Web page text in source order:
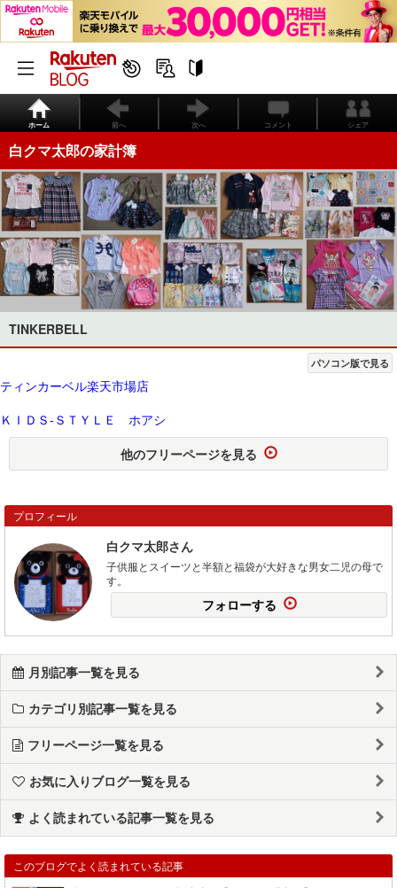
ホーム 前へ 次へ コメント シェア
白クマ太郎の家計簿
TINKERBELL
パソコン版で見る
ティンカーベル楽天市場店
ＫＩＤＳ-ＳＴＹＬＥ ホアシ
他のフリーページを見る
プロフィール
白クマ太郎さん
子供服とスイーツと半額と福袋が大好きな男女二児の母で
す。
フォローする
月別記事一覧を見る
カテゴリ別記事一覧を見る
フリーページ一覧を見る
お気に入りブログ一覧を見る
よく読まれている記事一覧を見る
このブログでよく読まれている記事